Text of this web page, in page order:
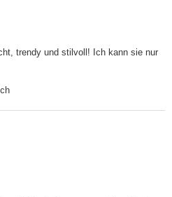
trendy und stilvoll! Ich kann sie nur